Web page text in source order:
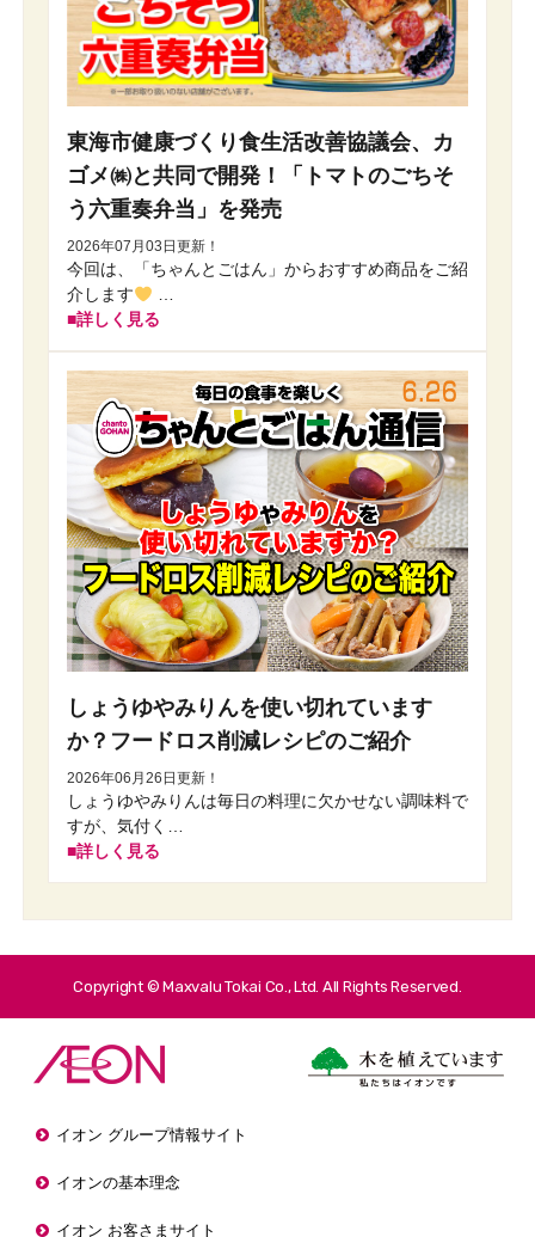
東海市健康づくり食生活改善協議会、カ
ゴメ㈱と共同で開発！「トマトのごちそ
う六重奏弁当」を発売
2026年07月03日更新！
今回は、「ちゃんとごはん」からおすすめ商品をご紹
介します
…
詳しく見る
しょうゆやみりんを使い切れています
か？フードロス削減レシピのご紹介
2026年06月26日更新！
しょうゆやみりんは毎日の料理に欠かせない調味料で
すが、気付く…
詳しく見る
Copyright © Maxvalu Tokai Co., Ltd. All Rights Reserved.
イオン グループ情報サイト
イオンの基本理念
イオン お客さまサイト